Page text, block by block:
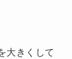
大きくして